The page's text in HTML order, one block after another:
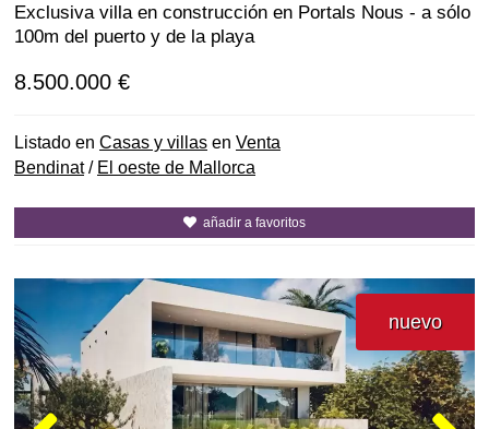
Exclusiva villa en construcción en Portals Nous - a sólo
100m del puerto y de la playa
8.500.000 €
Listado en Casas y villas en Venta
Bendinat/ El oeste de Mallorca
añadir a favoritos
nuevo